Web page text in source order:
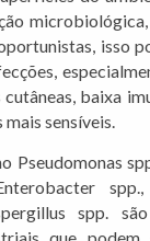
isso
baixa
sensíveis.
Pseudomonas
spp.